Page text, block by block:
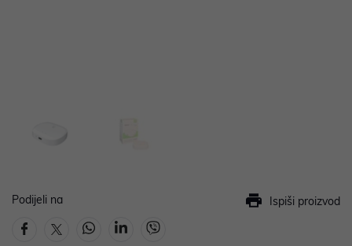
Podijeli na Ispiši proizvod